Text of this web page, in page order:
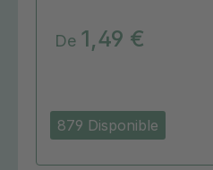
879 Disponible
De 1,49 €